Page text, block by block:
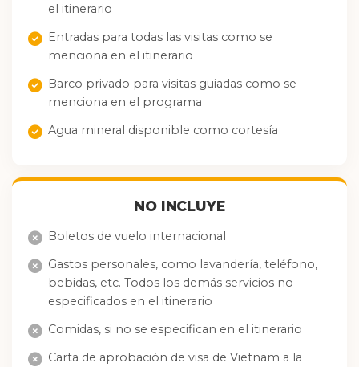
el itinerario
Entradas para todas las visitas como se
menciona en el itinerario
Barco privado para visitas guiadas como se
menciona en el programa
Agua mineral disponible como cortesía
NO INCLUYE
Boletos de vuelo internacional
Gastos personales, como lavandería, teléfono,
bebidas, etc. Todos los demás servicios no
especificados en el itinerario
Comidas, si no se especifican en el itinerario
Carta de aprobación de visa de Vietnam a la